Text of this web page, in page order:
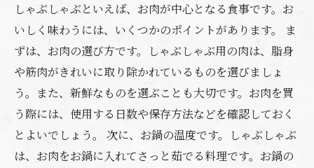
しゃぶしゃぶといえば、お肉が中心となる食事です。お
いしく味わうには、いくつかのポイントがあります。 ま
ずは、お肉の選び方です。しゃぶしゃぶ用の肉は、脂身
や筋肉がきれいに取り除かれているものを選びましょ
う。また、新鮮なものを選ぶことも大切です。お肉を買
う際には、使用する日数や保存方法などを確認しておく
とよいでしょう。 次に、お鍋の温度です。しゃぶしゃぶ
は、お肉をお鍋に入れてさっと茹でる料理です。お鍋の